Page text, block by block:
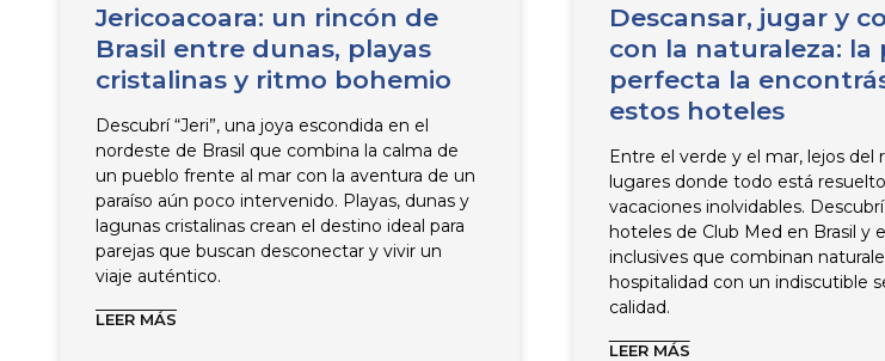
Jericoacoara: un rincón de
Brasil entre dunas, playas
cristalinas y ritmo bohemio
Descubrí “Jeri”, una joya escondida en el
nordeste de Brasil que combina la calma de
un pueblo frente al mar con la aventura de un
paraíso aún poco intervenido. Playas, dunas y
lagunas cristalinas crean el destino ideal para
parejas que buscan desconectar y vivir un
viaje auténtico.
LEER MÁS
Descansar, jugar y
con la naturaleza: la
perfecta la
estos hoteles
Entre el verde y el mar, lejos del
lugares donde todo está
vacaciones inolvidables.
hoteles de Club Med en Brasil y
inclusives que combinan
hospitalidad con un indiscutible
calidad.
LEER MÁS